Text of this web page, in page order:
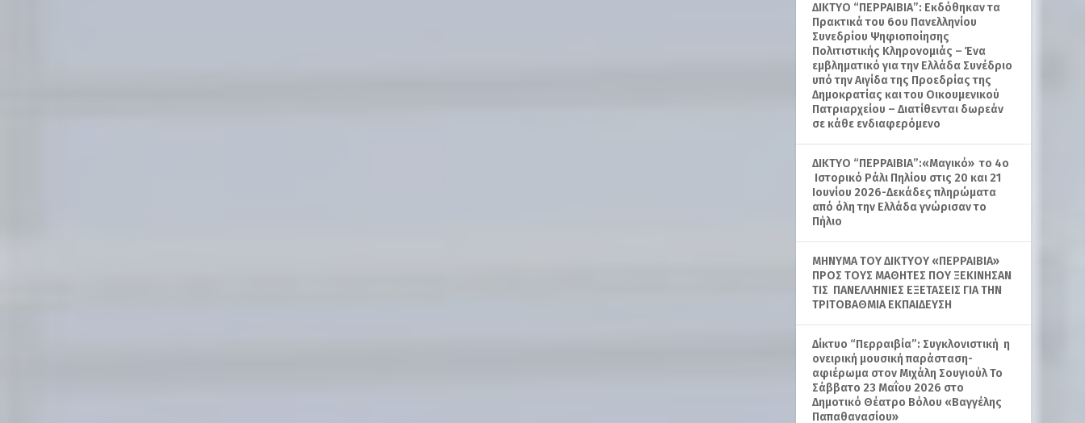
ΔΙΚΤΥΟ “ΠΕΡΡΑΙΒΙΑ”: Εκδόθηκαν τα
Πρακτικά του 6ου Πανελληνίου
Συνεδρίου Ψηφιοποίησης
Πολιτιστικής Κληρονομιάς – Ένα
εμβληματικό για την Ελλάδα Συνέδριο
υπό την Αιγίδα της Προεδρίας της
Δημοκρατίας και του Οικουμενικού
Πατριαρχείου – Διατίθενται δωρεάν
σε κάθε ενδιαφερόμενο
ΔΙΚΤΥΟ “ΠΕΡΡΑΙΒΙΑ”:«Μαγικό» το 4ο
Ιστορικό Ράλι Πηλίου στις 20 και 21
Ιουνίου 2026-Δεκάδες πληρώματα
από όλη την Ελλάδα γνώρισαν το
Πήλιο
ΜΗΝΥΜΑ ΤΟΥ ΔΙΚΤΥΟΥ «ΠΕΡΡΑΙΒΙΑ»
ΠΡΟΣ ΤΟΥΣ ΜΑΘΗΤΕΣ ΠΟΥ ΞΕΚΙΝΗΣΑΝ
ΤΙΣ ΠΑΝΕΛΛΗΝΙΕΣ ΕΞΕΤΑΣΕΙΣ ΓΙΑ ΤΗΝ
ΤΡΙΤΟΒΑΘΜΙΑ ΕΚΠΑΙΔΕΥΣΗ
Δίκτυο “Περραιβία”: Συγκλονιστική η
ονειρική μουσική παράσταση-
αφιέρωμα στον Μιχάλη Σουγιούλ Το
Σάββατο 23 Μαΐου 2026 στο
Δημοτικό Θέατρο Βόλου «Βαγγέλης
Παπαθανασίου»